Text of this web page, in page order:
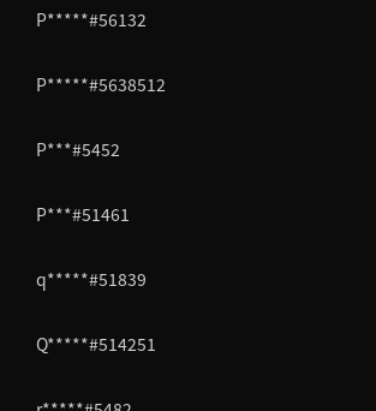
P*****#56132
P*****#5638512
P***#5452
P***#51461
q*****#51839
Q*****#514251